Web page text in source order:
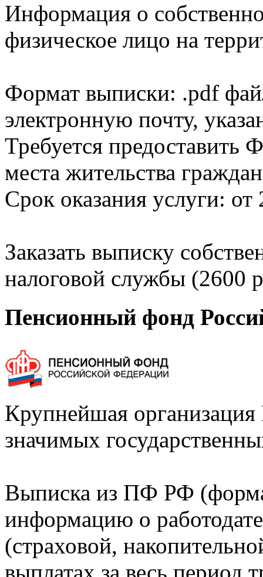
Информация о
физическое лицо на
Формат выписки: .pdf
электронную почту,
Требуется
места жительства
Срок оказания услуги: от
Заказать выписку
налоговой службы (2600
Пенсионный фонд
Крупнейшая
значимых
Выписка из ПФ РФ
информацию о
(страховой,
выплатах за весь период